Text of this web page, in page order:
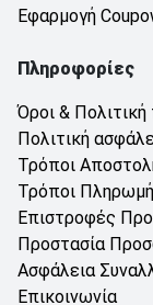
Εφαρμογή
Πληροφορίες
Όροι &
Πολιτική
Τρόποι
Τρόποι
Επιστροφές
Προστασία
Ασφάλεια
Επικοινωνία